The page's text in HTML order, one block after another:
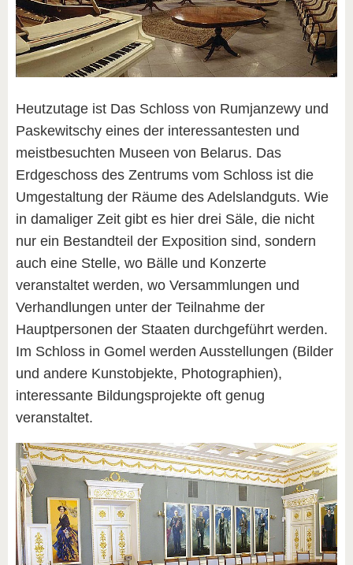
Heutzutage ist Das Schloss von Rumjanzewy und
Paskewitschy eines der interessantesten und
meistbesuchten Museen von Belarus. Das
Erdgeschoss des Zentrums vom Schloss ist die
Umgestaltung der Räume des Adelslandguts. Wie
in damaliger Zeit gibt es hier drei Säle, die nicht
nur ein Bestandteil der Exposition sind, sondern
auch eine Stelle, wo Bälle und Konzerte
veranstaltet werden, wo Versammlungen und
Verhandlungen unter der Teilnahme der
Hauptpersonen der Staaten durchgeführt werden.
Im Schloss in Gomel werden Ausstellungen (Bilder
und andere Kunstobjekte, Photographien),
interessante Bildungsprojekte oft genug
veranstaltet.